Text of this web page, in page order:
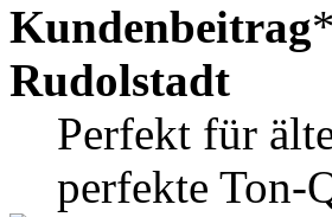
Kundenbeitrag
Rudolstadt
Perfekt für
perfekte Ton-